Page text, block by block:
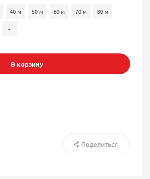
40 м 50 м 60 м 70 м 80 м
-
В корзину
Поделиться